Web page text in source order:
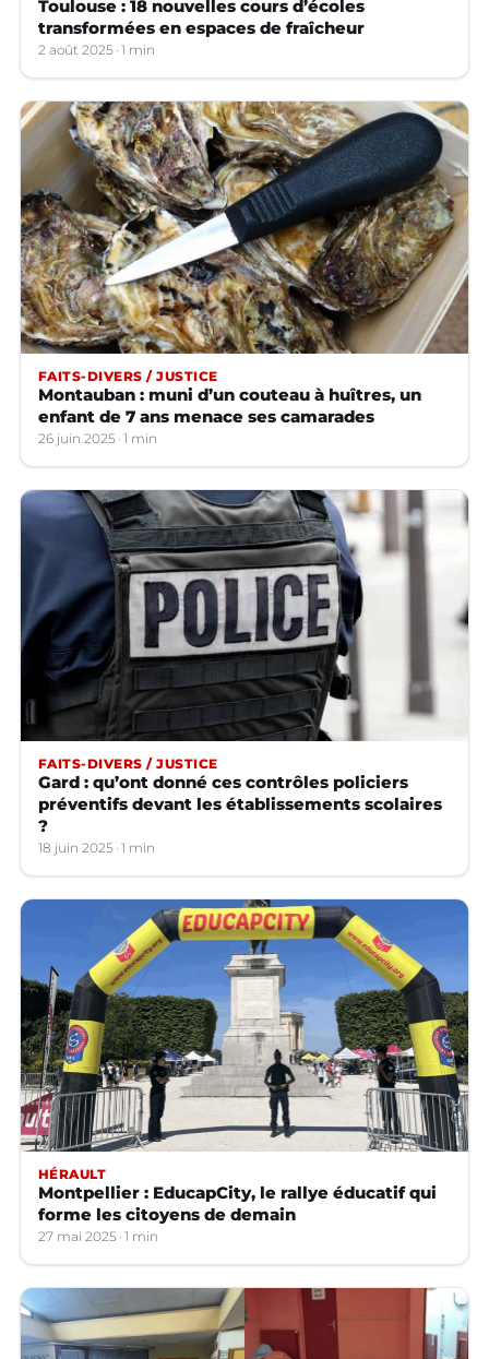
Toulouse : 18 nouvelles cours d’écoles
transformées en espaces de fraîcheur
2 août 2025 1 min
FAITS-DIVERS / JUSTICE
Montauban : muni d’un couteau à huîtres, un
enfant de 7 ans menace ses camarades
26 juin 2025 1 min
FAITS-DIVERS / JUSTICE
Gard : qu’ont donné ces contrôles policiers
préventifs devant les établissements scolaires
?
18 juin 2025 1 min
HÉRAULT
Montpellier : EducapCity, le rallye éducatif qui
forme les citoyens de demain
27 mai 2025 1 min